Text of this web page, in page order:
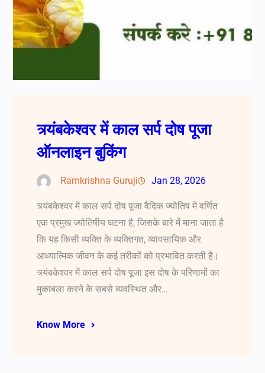
त्र्यंबकेश्वर में काल सर्प दोष पूजा
ऑनलाइन बुकिंग
Ramkrishna Guruji Jan 28, 2026
त्र्यंबकेश्वर में काल सर्प दोष पूजा वैदिक ज्योतिष में वर्णित
एक प्रमुख ज्योतिषीय घटना है, जिसके बारे में माना जाता है
कि यह किसी व्यक्ति के व्यक्तिगत, व्यावसायिक और
आध्यात्मिक जीवन के कई तरीकों को प्रभावित करती है।
त्र्यंबकेश्वर में काल सर्प दोष पूजा इस दोष के परिणामों का
मुकाबला करने के सबसे व्यवस्थित और…
Know More